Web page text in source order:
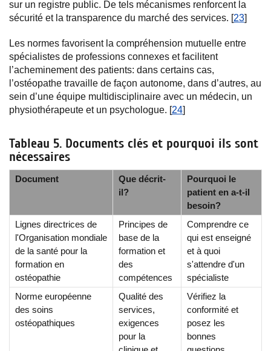
sur un registre public. De tels mécanismes renforcent la
sécurité et la transparence du marché des services. [23]
Les normes favorisent la compréhension mutuelle entre
spécialistes de professions connexes et facilitent
l’acheminement des patients: dans certains cas,
l’ostéopathe travaille de façon autonome, dans d’autres, au
sein d’une équipe multidisciplinaire avec un médecin, un
physiothérapeute et un psychologue. [24]
Tableau 5. Documents clés et pourquoi ils sont
nécessaires
Document
Que décrit-
il?
Pourquoi le
patient en a-t-il
besoin?
Lignes directrices de
l'Organisation mondiale
de la santé pour la
formation en
ostéopathie
Principes de
base de la
formation et
des
compétences
Comprendre ce
qui est enseigné
et à quoi
s'attendre d'un
spécialiste
Norme européenne
des soins
ostéopathiques
Qualité des
services,
exigences
pour la
Vérifiez la
conformité et
posez les
bonnes